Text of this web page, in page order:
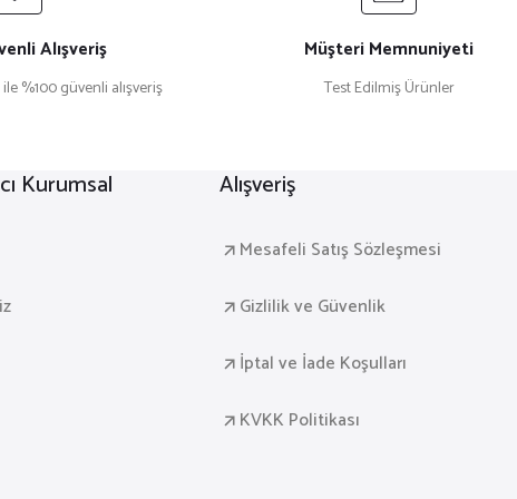
Alışveriş
ile %100 güvenli alışveriş
Müşteri Memnuniyeti
Test Edilmiş Ürünler
Kurumsal Alışveriş
Mesafeli Satış Sözleşmesi
Gizlilik ve Güvenlik
İptal ve İade Koşulları
KVKK Politikası